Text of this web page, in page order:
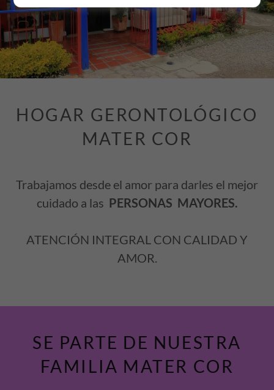
HOGAR GERONTOLÓGICO
MATER COR
Trabajamos desde el amor para darles el mejor
cuidado a las PERSONAS MAYORES.
ATENCIÓN INTEGRAL CON CALIDAD Y
AMOR.
SE PARTE DE NUESTRA
FAMILIA MATER COR